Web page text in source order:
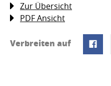
Zur Übersicht
PDF Ansicht
Verbreiten auf